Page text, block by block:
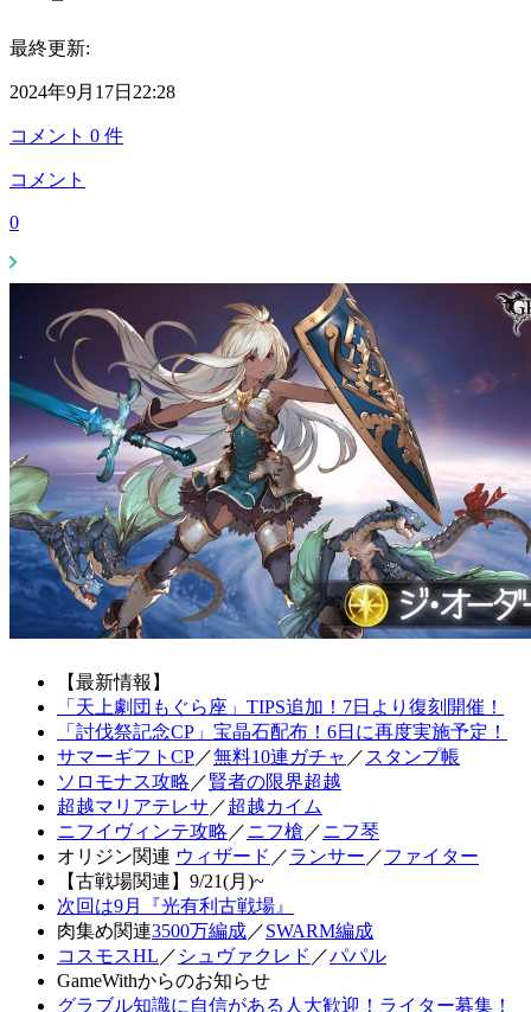
最終更新:
2024年9月17日22:28
コメント 0 件
コメント
0
【最新情報】
「天上劇団もぐら座」TIPS追加！7日より復刻開催！
「討伐祭記念CP」宝晶石配布！6日に再度実施予定！
サマーギフトCP／無料10連ガチャ ／ スタンプ帳
ソロモナス攻略 ／賢者の限界超越
超越マリアテレサ ／超越カイム
ニフイヴィンテ攻略 ／ニフ槍 ／ニフ琴
オリジン関連 ウィザード ／ランサー ／ファイター
【古戦場関連】9/21(月)~
次回は9月『光有利古戦場』
肉集め関連3500万編成／SWARM編成
コスモスHL ／ シュヴァクレド ／パパル
GameWithからのお知らせ
グラブル知識に自信がある人大歓迎！ライター募集！